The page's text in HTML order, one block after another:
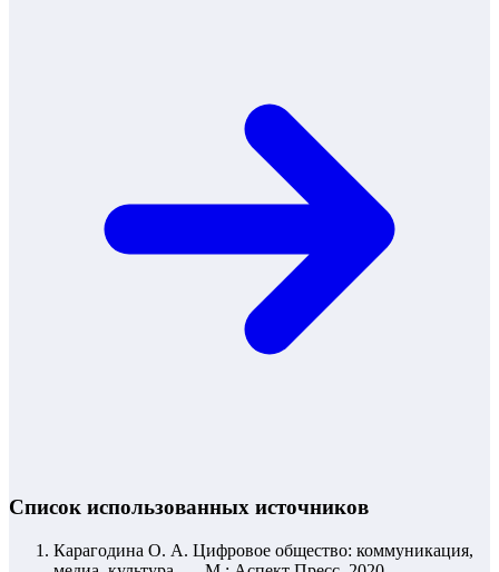
Список использованных источников
Карагодина О. А. Цифровое общество: коммуникация,